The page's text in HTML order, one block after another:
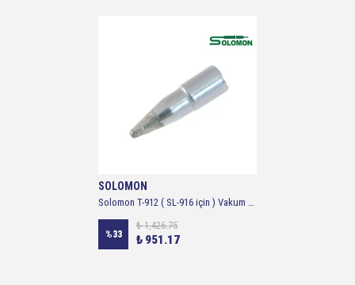
SOLOMON
Solomon T-912 ( SL-916 için ) Vakum Havya Ucu
%33
₺ 1,426.75
₺ 951.17